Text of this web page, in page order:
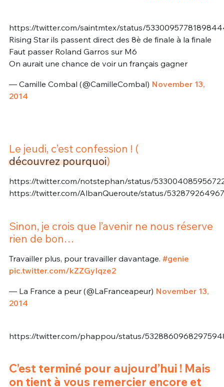
https://twitter.com/saintmtex/status/
Rising Star ils passent direct des 8è de finale à la finale
Faut passer Roland Garros sur M6
On aurait une chance de voir un français gagner
— Camille Combal (@CamilleCombal) November 13,
2014
Le jeudi, c’est confession ! (
découvrez pourquoi)
https://twitter.com/notstephan/status/
https://twitter.com/AlbanQueroute/status/
Sinon, je crois que l’avenir ne nous réserve
rien de bon…
Travailler plus, pour travailler davantage. #genie
pic.twitter.com/kZZGyIqze2
— La France a peur (@LaFranceapeur) November 13,
2014
https://twitter.com/phappou/status/
C’est terminé pour aujourd’hui ! Mais
on tient à vous remercier encore et